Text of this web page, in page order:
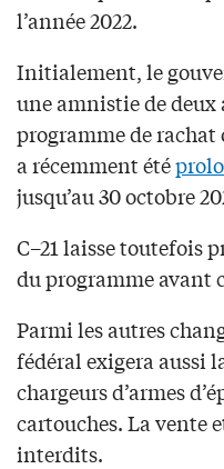
l’année 2022.
Initialement, le
une amnistie de deux
programme de
a récemment été
jusqu’au 30 octobre
C–21 laisse toutefois
du programme avant
Parmi les autres
fédéral exigera aussi
chargeurs d’armes
cartouches. La vente
interdits.